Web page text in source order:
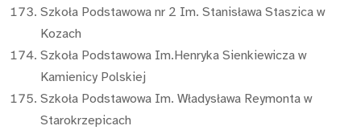
Szkoła Podstawowa nr 2 Im. Stanisława Staszica w
Kozach
Szkoła Podstawowa Im.Henryka Sienkiewicza w
Kamienicy Polskiej
Szkoła Podstawowa Im. Władysława Reymonta w
Starokrzepicach